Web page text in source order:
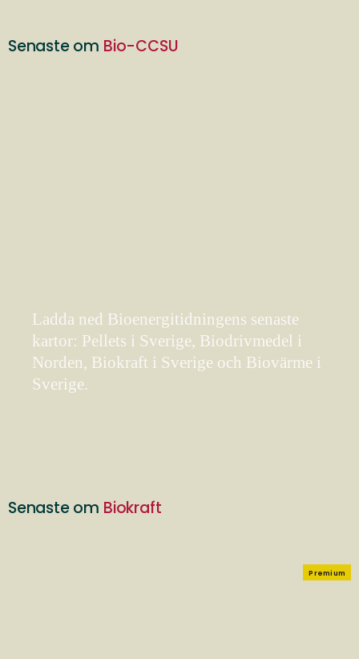
Senaste om Bio-CCSU
Ladda ned Bioenergitidningens senaste
kartor: Pellets i Sverige, Biodrivmedel i
Norden, Biokraft i Sverige och Biovärme i
Sverige.
Senaste om Biokraft
Premium